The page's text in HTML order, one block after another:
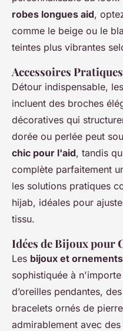
robes longues aid,
comme le beige ou le
teintes plus vibrantes
Accessoires
Détour indispensable, les
incluent des broches
décoratives qui
dorée ou perlée peut
chic pour l'aid, tandis
complète parfaitement
les solutions pratiques
hijab, idéales pour
tissu.
Idées de Bijoux pour
Les bijoux et ornements
sophistiquée à
d’oreilles pendantes,
bracelets ornés de
admirablement avec